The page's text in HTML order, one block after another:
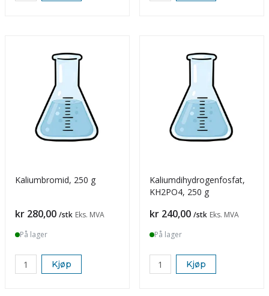
Kaliumbromid, 250 g
Pris
kr 280,00 /stk Eks. MVA
På lager
Kjøp
Kaliumdihydrogenfosfat,
KH2PO4, 250 g
Pris
kr 240,00 /stk Eks. MVA
På lager
Kjøp